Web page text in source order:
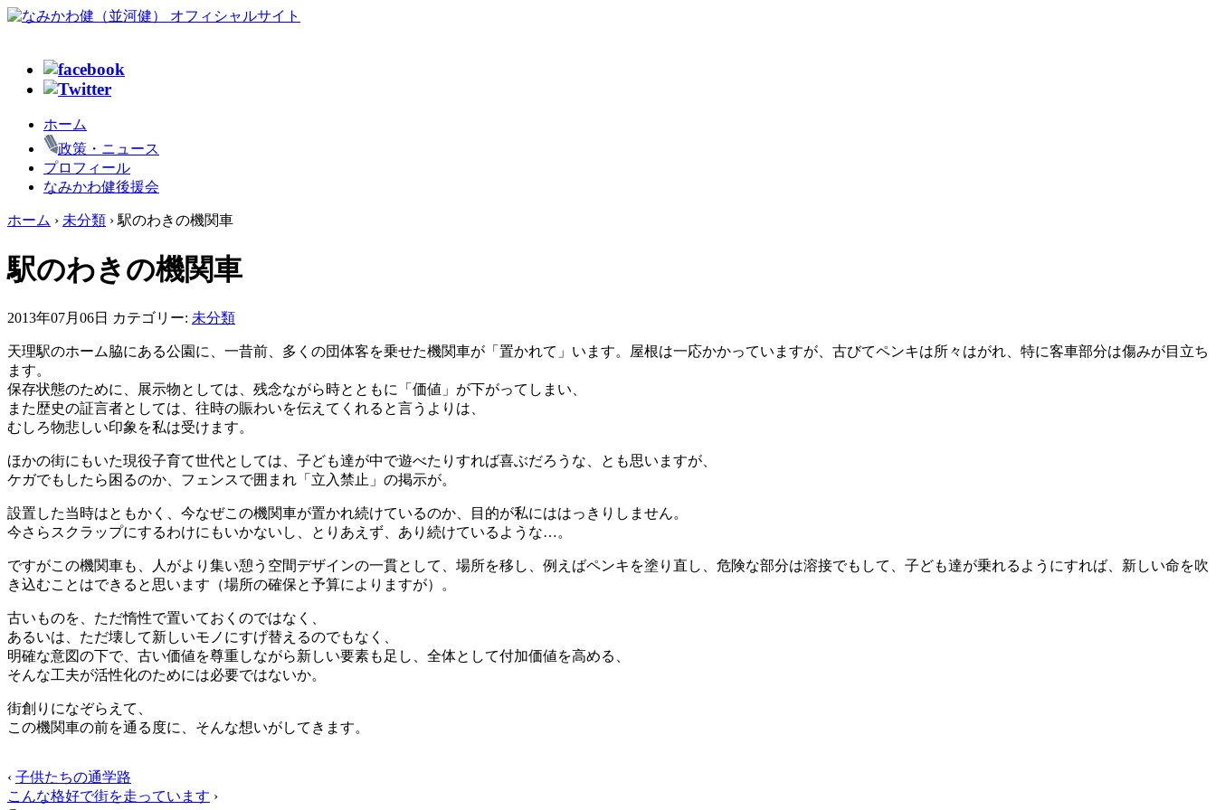
ホーム
政策・ニュース
プロフィール
なみかわ健後援会
ホーム › 未分類 › 駅のわきの機関車
駅のわきの機関車
2013年07月06日 カテゴリー: 未分類
天理駅のホーム脇にある公園に、一昔前、多くの団体客を乗せた機関車が「置かれて」います。屋根は一応かかっていますが、古びてペンキは所々はがれ、特に客車部分は傷みが目立ち
ます。
保存状態のために、展示物としては、残念ながら時とともに「価値」が下がってしまい、
また歴史の証言者としては、往時の賑わいを伝えてくれると言うよりは、
むしろ物悲しい印象を私は受けます。
ほかの街にもいた現役子育て世代としては、子ども達が中で遊べたりすれば喜ぶだろうな、とも思いますが、
ケガでもしたら困るのか、フェンスで囲まれ「立入禁止」の掲示が。
設置した当時はともかく、今なぜこの機関車が置かれ続けているのか、目的が私にははっきりしません。
今さらスクラップにするわけにもいかないし、とりあえず、あり続けているような…。
ですがこの機関車も、人がより集い憩う空間デザインの一貫として、場所を移し、例えばペンキを塗り直し、危険な部分は溶接でもして、子ども達が乗れるようにすれば、新しい命を吹
き込むことはできると思います（場所の確保と予算によりますが）。
古いものを、ただ惰性で置いておくのではなく、
あるいは、ただ壊して新しいモノにすげ替えるのでもなく、
明確な意図の下で、古い価値を尊重しながら新しい要素も足し、全体として付加価値を高める、
そんな工夫が活性化のためには必要ではないか。
街創りになぞらえて、
この機関車の前を通る度に、そんな想いがしてきます。
‹ 子供たちの通学路
こんな格好で街を走っています ›